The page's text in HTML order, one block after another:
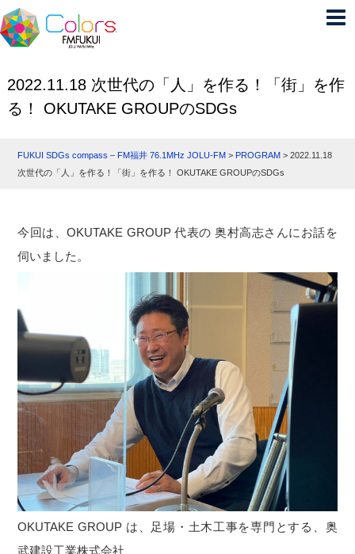
2022.11.18 次世代の「人」を作る！「街」を作
る！ OKUTAKE GROUPのSDGs
FUKUI SDGs compass – FM福井 76.1MHz JOLU-FM > PROGRAM >2022.11.18
次世代の「人」を作る！「街」を作る！ OKUTAKE GROUPのSDGs
今回は、OKUTAKE GROUP 代表の 奥村高志さんにお話を
伺いました。
OKUTAKE GROUP は、足場・土木工事を専門とする、奥
武建設工業株式会社、